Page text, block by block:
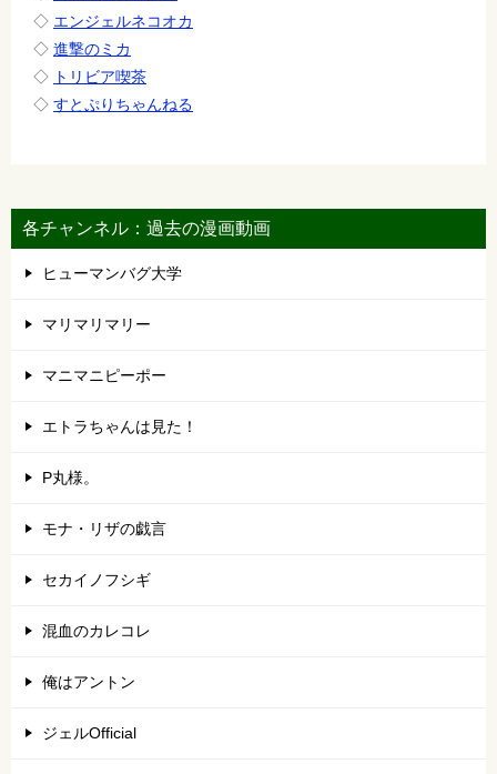
◇ エンジェルネコオカ
◇ 進撃のミカ
◇ トリビア喫茶
◇ すとぷりちゃんねる
各チャンネル：過去の漫画動画
ヒューマンバグ大学
マリマリマリー
マニマニピーポー
エトラちゃんは見た！
P丸様。
モナ・リザの戯言
セカイノフシギ
混血のカレコレ
俺はアントン
ジェルOfficial